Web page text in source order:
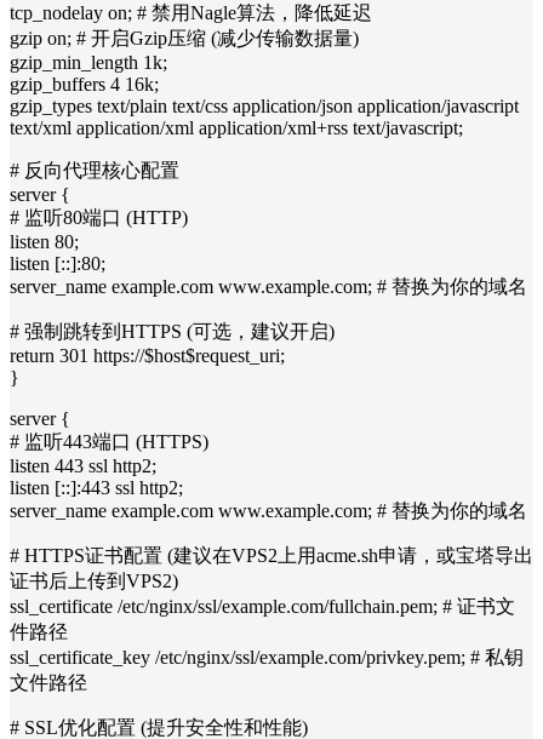
tcp_nodelay on; # 禁用Nagle算法，降低延迟
gzip on; # 开启Gzip压缩 (减少传输数据量)
gzip_min_length 1k;
gzip_buffers 4 16k;
gzip_types text/plain text/css application/json application/javascript
text/xml application/xml application/xml+rss text/javascript;
# 反向代理核心配置
server {
# 监听80端口 (HTTP)
listen 80;
listen [::]:80;
server_name example.com www.example.com; # 替换为你的域名
# 强制跳转到HTTPS (可选，建议开启)
return 301 https://$host$request_uri;
}
server {
# 监听443端口 (HTTPS)
listen 443 ssl http2;
listen [::]:443 ssl http2;
server_name example.com www.example.com; # 替换为你的域名
# HTTPS证书配置 (建议在VPS2上用acme.sh申请，或宝塔导出
证书后上传到VPS2)
ssl_certificate /etc/nginx/ssl/example.com/fullchain.pem; # 证书文
件路径
ssl_certificate_key /etc/nginx/ssl/example.com/privkey.pem; # 私钥
文件路径
# SSL优化配置 (提升安全性和性能)